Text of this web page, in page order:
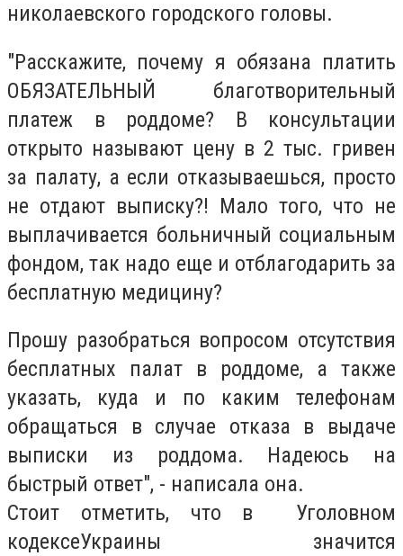
николаевского городского головы.
"Расскажите, почему я обязана платить
ОБЯЗАТЕЛЬНЫЙ благотворительный
платеж в роддоме? В консультации
открыто называют цену в 2 тыс. гривен
за палату, а если отказываешься, просто
не отдают выписку?! Мало того, что не
выплачивается больничный социальным
фондом, так надо еще и отблагодарить за
бесплатную медицину?
Прошу разобраться вопросом отсутствия
бесплатных палат в роддоме, а также
указать, куда и по каким телефонам
обращаться в случае отказа в выдаче
выписки из роддома. Надеюсь на
быстрый ответ", - написала она.
Стоит отметить, что в Уголовном
кодексеУкраины значится